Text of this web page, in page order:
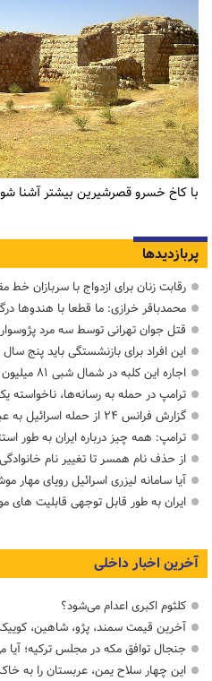
با کاخ خسرو قصرشیرین بیشتر آشنا
پربازدیدها
رقابت زنان برای ازدواج با سربازان
محمدباقر خرازی: ما قطعا با هندوها
قتل جوان تهرانی توسط سه مرد پژوسوار
این افراد برای بازنشستگی باید پنج
اجاره این کلبه در شمال شبی ۸۱ میلیون تومان است
ترامپ در حمله‌ به رسانه‌ها، ناخواسته
گزارش فرانس ۲۴ از حمله اسرائیل به عبادتگاه یهودیان در تهران
ترامپ: همه چیز درباره ایران به طور
از حذف نام همسر تا تغییر نام
آیا سامانه لیزری اسرائیل رویای مهار
ایران به طور قابل توجهی قابلیت
آخرین اخبار داخلی
کلثوم اکبری اعدام می‌شود؟
آخرین قیمت سمند، پژو، شاهین،
جنجال توافق مکه در مجلس ترکیه؛ آیا
این چهار سلاح یمن، عربستان را به